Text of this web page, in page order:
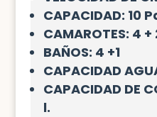
CAPACIDAD: 10
CAMAROTES: 4 +
BAÑOS: 4 +1
CAPACIDAD
CAPACIDAD DE
l.